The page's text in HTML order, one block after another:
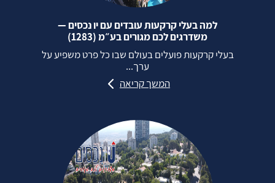
למה בעלי קרקעות עובדים עם יו נכסים —
משדרגים לכם מגורים בע״מ (1283)
בעלי קרקעות פועלים בעולם שבו כל פרט משפיע על
ערך...
המשך קריאה